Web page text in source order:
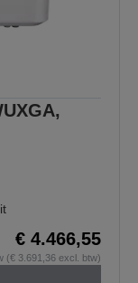
€ 4.466,55
(€ 3.691,36 excl. btw)